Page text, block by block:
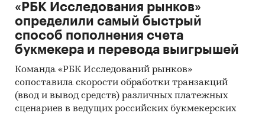
«РБК Исследования рынков»
определили самый быстрый
способ пополнения счета
букмекера и перевода выигрышей
Команда «РБК Исследований рынков»
сопоставила скорости обработки транзакций
(ввод и вывод средств) различных платежных
сценариев в ведущих российских букмекерских